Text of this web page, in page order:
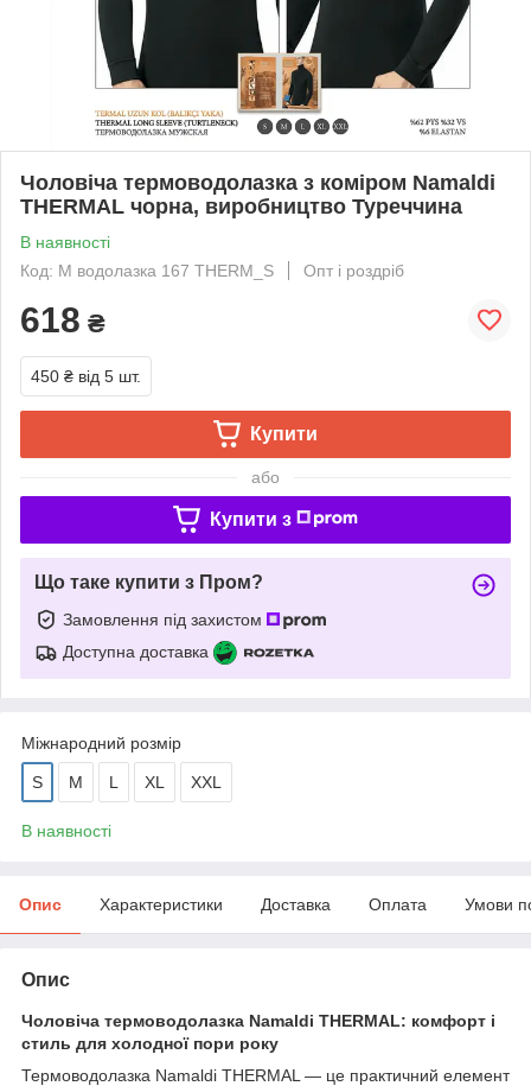
Чоловіча термоводолазка з коміром Namaldi
THERMAL чорна, виробництво Туреччина
В наявності
Код: М водолазка 167 THERM_S
Опт і роздріб
618 ₴
450 ₴ від 5 шт.
Купити
або
Купити з
Що таке купити з Пром?
Замовлення під захистом
Доступна доставка
Міжнародний розмір
S M L XL XXL
В наявності
Опис Характеристики Доставка Оплата Умови
Опис
Чоловіча термоводолазка Namaldi THERMAL: комфорт і
стиль для холодної пори року
Термоводолазка Namaldi THERMAL — це практичний елемент